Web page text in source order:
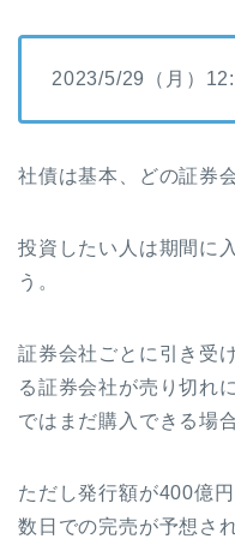
2023/5/29（月）
社債は基本、どの証券
投資したい人は期間に
う。
証券会社ごとに引き受
る証券会社が売り切れ
ではまだ購入できる場
ただし発行額が400億
数日での完売が予想さ